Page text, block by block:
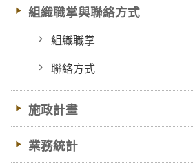
組織職掌與聯絡方式
組織職掌
聯絡方式
施政計畫
業務統計